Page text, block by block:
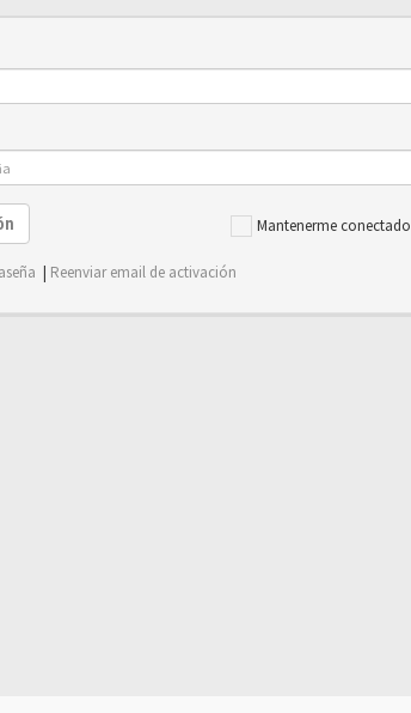
Mantenerme conectado
| Reenviar email de activación